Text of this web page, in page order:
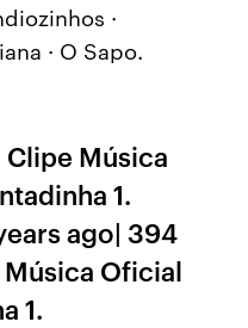
·
· O Sapo.
Clipe Música
1.
ago| 394
Oficial
1.